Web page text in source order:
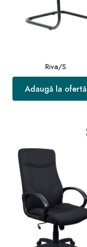
Riva/S
Adaugă la ofertă